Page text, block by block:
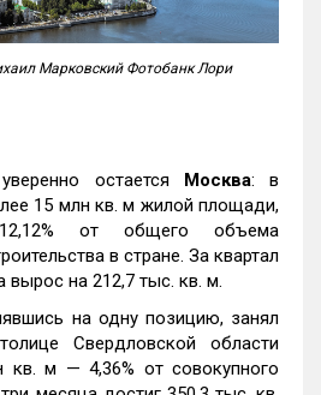
Марковский Фотобанк Лори
остается Москва: в
15 млн кв. м жилой площади,
от общего объема
в стране. За квартал
вырос на 212,7 тыс. кв. м.
на одну позицию, занял
Свердловской области
кв. м — 4,36% от совокупного